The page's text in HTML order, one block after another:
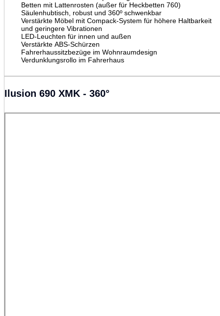
Betten mit Lattenrosten (außer für Heckbetten 760)
Säulenhubtisch, robust und 360º schwenkbar
Verstärkte Möbel mit Compack-System für höhere Haltbarkeit
und geringere Vibrationen
LED-Leuchten für innen und außen
Verstärkte ABS-Schürzen
Fahrerhaussitzbezüge im Wohnraumdesign
Verdunklungsrollo im Fahrerhaus
Ilusion 690 XMK - 360°